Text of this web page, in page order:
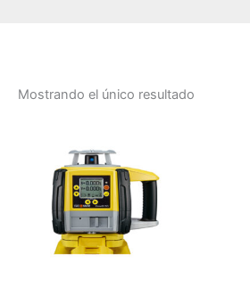
Mostrando el único resultado